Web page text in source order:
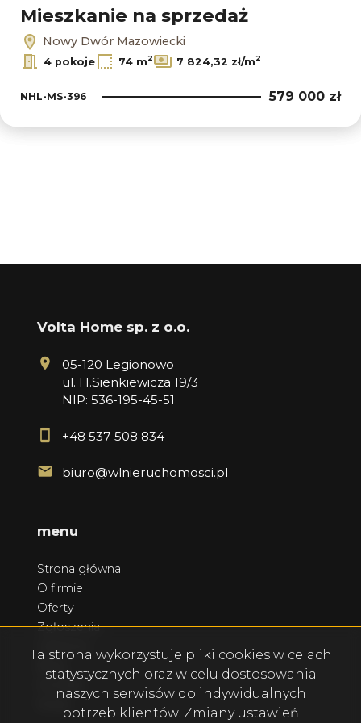
Mieszkanie na sprzedaż
Nowy Dwór Mazowiecki
4 pokoje 74 m2 7 824,32 zł/m2
NHL-MS-396 579 000 zł
Volta Home sp. z o.o.
05-120 Legionowo
ul. H.Sienkiewicza 19/3
NIP: 536-195-45-51
+48 537 508 834
biuro@wlnieruchomosci.pl
menu
Strona główna
O firmie
Oferty
Zgłoszenia
Kontakt
Ta strona wykorzystuje pliki cookies w celach
statystycznych oraz w celu dostosowania
naszych serwisów do indywidualnych
potrzeb klientów. Zmiany ustawień